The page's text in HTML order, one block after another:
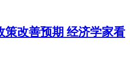
策改善预期 经济学家看